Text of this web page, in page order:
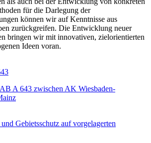
für die Darlegung der
können wir auf Kenntnisse aus
zurückgreifen. Die Entwicklung neuer
bringen wir mit innovativen, zielorientierten
Ideen voran.
A 643 zwischen AK Wiesbaden-
Gebietsschutz auf vorgelagerten